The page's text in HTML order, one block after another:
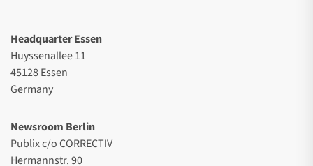
Headquarter Essen
Huyssenallee 11
45128 Essen
Germany
Newsroom Berlin
Publix c/o CORRECTIV
Hermannstr. 90